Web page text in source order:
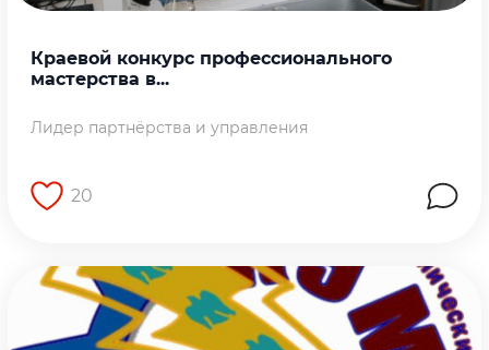
Краевой конкурс профессионального
мастерства в...
Лидер партнёрства и управления
20